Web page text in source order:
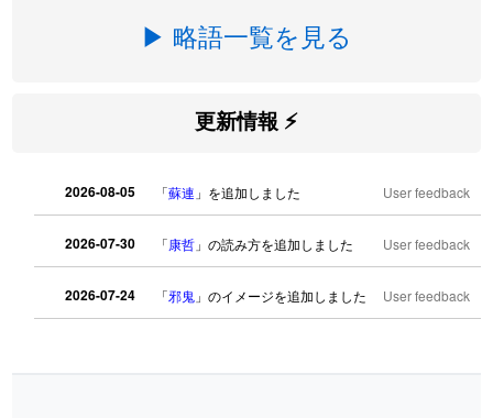
▶ 略語一覧を見る
更新情報 ⚡
2026-08-05 「蘇連 」を追加しました User feedback
2026-07-30 「康哲 」の読み方を追加しました User feedback
2026-07-24 「邪鬼 」のイメージを追加しました User feedback